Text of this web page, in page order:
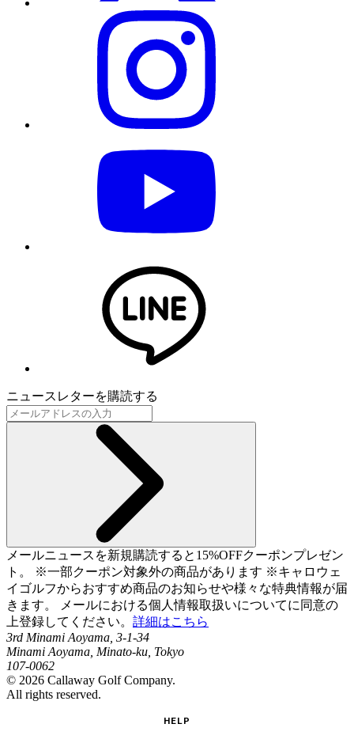
ニュースレターを購読する
メールニュースを新規購読すると15%OFFクーポンプレゼン
ト。 ※一部クーポン対象外の商品があります ※キャロウェ
イゴルフからおすすめ商品のお知らせや様々な特典情報が届
きます。 メールにおける個人情報取扱いについてに同意の
上登録してください。 詳細はこちら
3rd Minami Aoyama, 3-1-34
Minami Aoyama, Minato-ku, Tokyo
107-0062
© 2026 Callaway Golf Company.
All rights reserved.
HELP